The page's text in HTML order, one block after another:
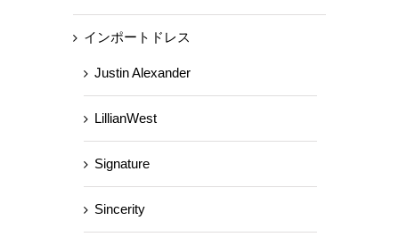
インポートドレス
Justin Alexander
LillianWest
Signature
Sincerity